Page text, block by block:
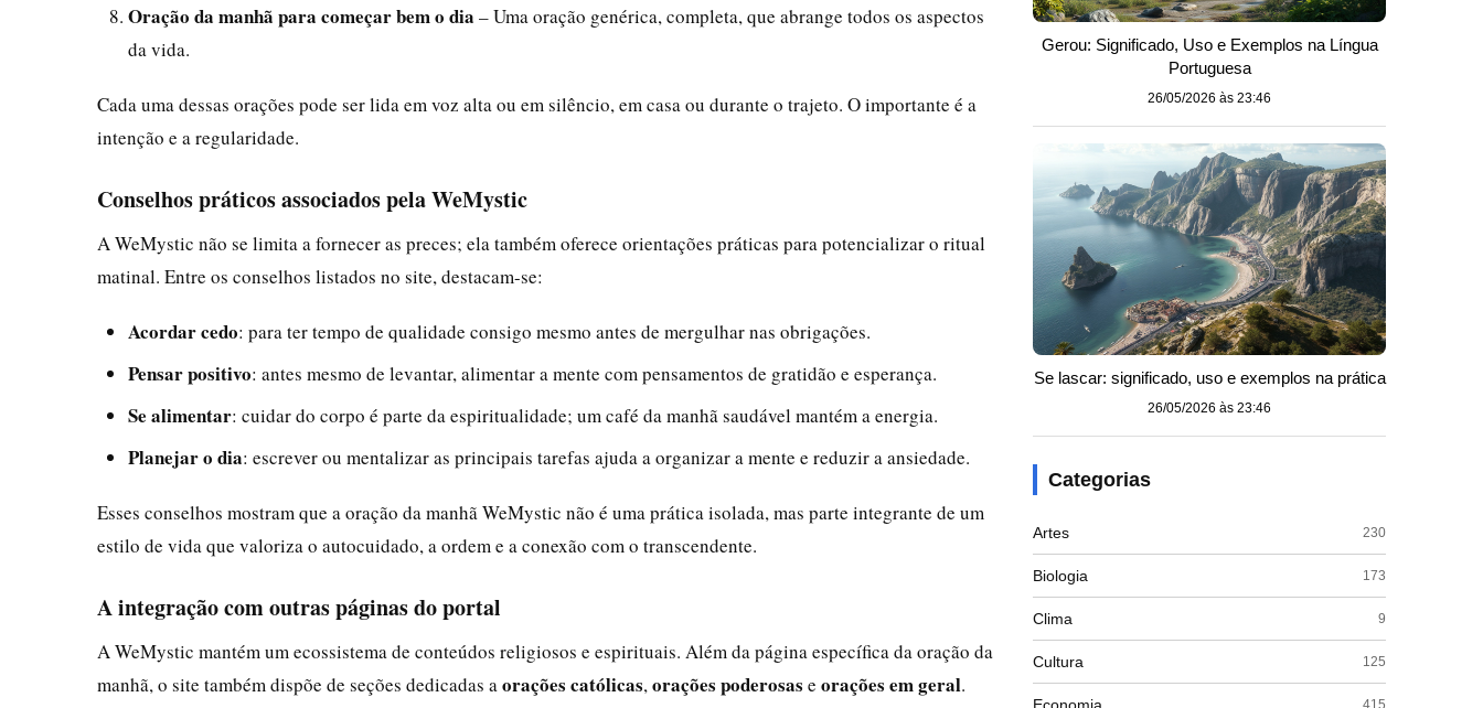
Oração da manhã para começar bem o dia – Uma oração genérica, completa, que abrange todos os aspectos
da vida.
Cada uma dessas orações pode ser lida em voz alta ou em silêncio, em casa ou durante o trajeto. O importante é a
intenção e a regularidade.
Conselhos práticos associados pela WeMystic
A WeMystic não se limita a fornecer as preces; ela também oferece orientações práticas para potencializar o ritual
matinal. Entre os conselhos listados no site, destacam-se:
Acordar cedo: para ter tempo de qualidade consigo mesmo antes de mergulhar nas obrigações.
Pensar positivo: antes mesmo de levantar, alimentar a mente com pensamentos de gratidão e esperança.
Se alimentar: cuidar do corpo é parte da espiritualidade; um café da manhã saudável mantém a energia.
Planejar o dia: escrever ou mentalizar as principais tarefas ajuda a organizar a mente e reduzir a ansiedade.
Esses conselhos mostram que a oração da manhã WeMystic não é uma prática isolada, mas parte integrante de um
estilo de vida que valoriza o autocuidado, a ordem e a conexão com o transcendente.
A integração com outras páginas do portal
A WeMystic mantém um ecossistema de conteúdos religiosos e espirituais. Além da página específica da oração da
manhã, o site também dispõe de seções dedicadas a orações católicas, orações poderosas e orações em geral.
Gerou: Significado, Uso e Exemplos na Língua
Portuguesa
26/05/2026 às 23:46
Se lascar: significado, uso e exemplos na prática
26/05/2026 às 23:46
Categorias
Artes 230
Biologia 173
Clima 9
Cultura 125
415